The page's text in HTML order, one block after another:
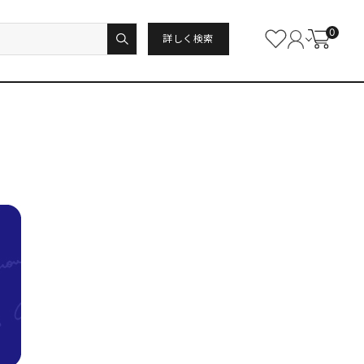
詳しく検索
0